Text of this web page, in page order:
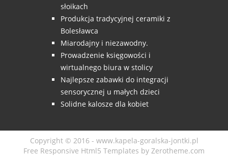
słoikach
Produkcja tradycyjnej ceramiki z
Bolesławca
Miarodajny i niezawodny.
Prowadzenie księgowości i
wirtualnego biura w stolicy
Najlepsze zabawki do integracji
sensorycznej u małych dzieci
Solidne kalosze dla kobiet
Copyright © 2016 - www.kapela-goralska-jontki.pl
Free Responsive Html5 Templates by Zerotheme.com